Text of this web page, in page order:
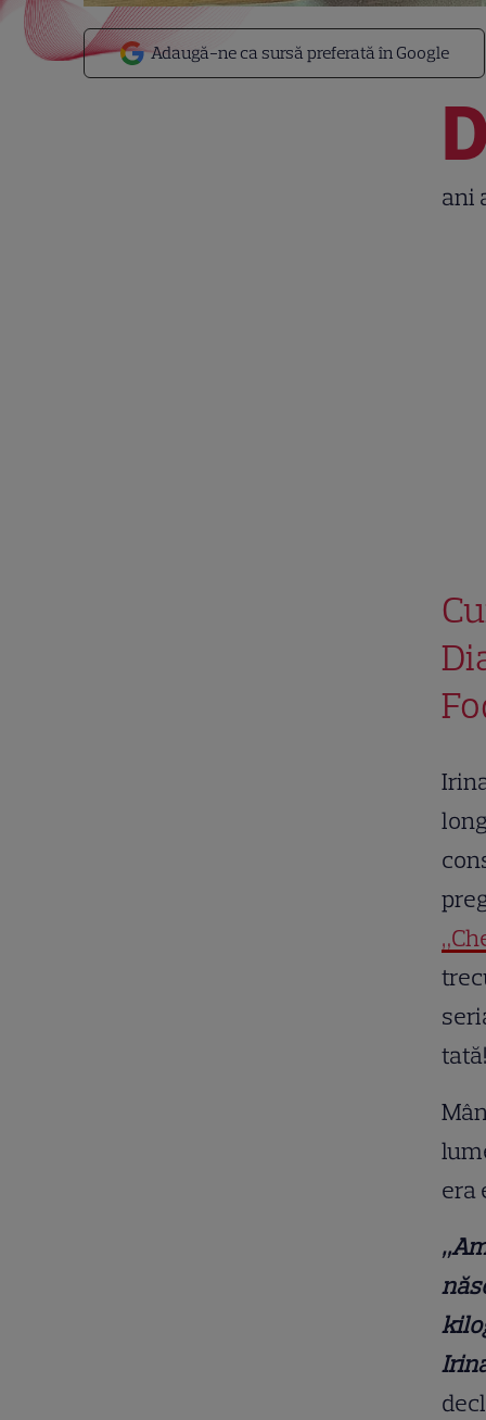
Adaugă-ne ca sursă preferată în Google
ani
era